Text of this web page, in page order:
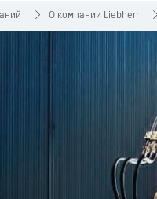
О компании Liebherr